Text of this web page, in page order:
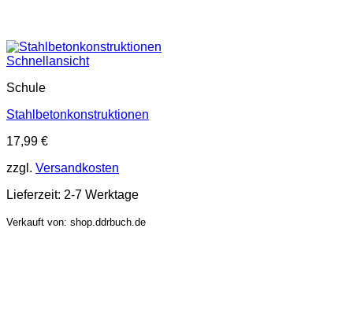
Schnellansicht
Schule
Stahlbetonkonstruktionen
17,99 €
zzgl. Versandkosten
Lieferzeit: 2-7 Werktage
Verkauft von: shop.ddrbuch.de